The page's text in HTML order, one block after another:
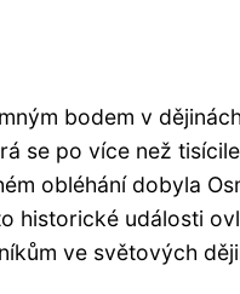
bodem v
se po více než
obléhání dobyla
historické události
ve světových